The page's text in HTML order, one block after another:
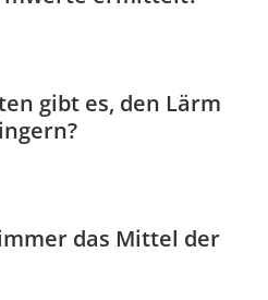
gibt es, den Lärm
das Mittel der